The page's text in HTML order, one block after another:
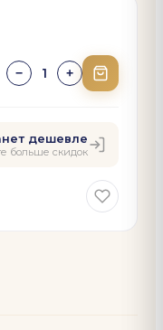
− 1 +
дешевле
больше скидок